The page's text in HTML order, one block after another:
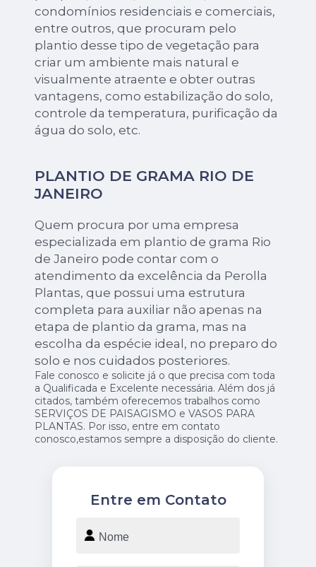
condomínios residenciais e comerciais,
entre outros, que procuram pelo
plantio desse tipo de vegetação para
criar um ambiente mais natural e
visualmente atraente e obter outras
vantagens, como estabilização do solo,
controle da temperatura, purificação da
água do solo, etc.
PLANTIO DE GRAMA RIO DE
JANEIRO
Quem procura por uma empresa
especializada em plantio de grama Rio
de Janeiro pode contar com o
atendimento da excelência da Perolla
Plantas, que possui uma estrutura
completa para auxiliar não apenas na
etapa de plantio da grama, mas na
escolha da espécie ideal, no preparo do
solo e nos cuidados posteriores.
Fale conosco e solicite já o que precisa com toda
a Qualificada e Excelente necessária. Além dos já
citados, também oferecemos trabalhos como
SERVIÇOS DE PAISAGISMO e VASOS PARA
PLANTAS. Por isso, entre em contato
conosco,estamos sempre a disposição do cliente.
Entre em Contato